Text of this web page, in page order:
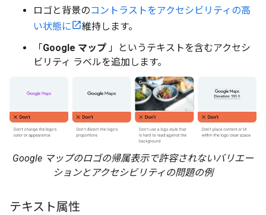
ロゴと背景のコントラストをアクセシビリティの高
い状態に
維持します。
「Google マップ 」というテキストを含むアクセシ
ビリティ ラベルを追加します。
Google マップのロゴの帰属表示で許容されないバリエー
ションとアクセシビリティの問題の例
テキスト属性